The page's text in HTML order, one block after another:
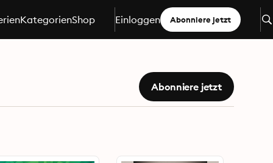
KategorienShop Einloggen Abonniere jetzt
Abonniere jetzt